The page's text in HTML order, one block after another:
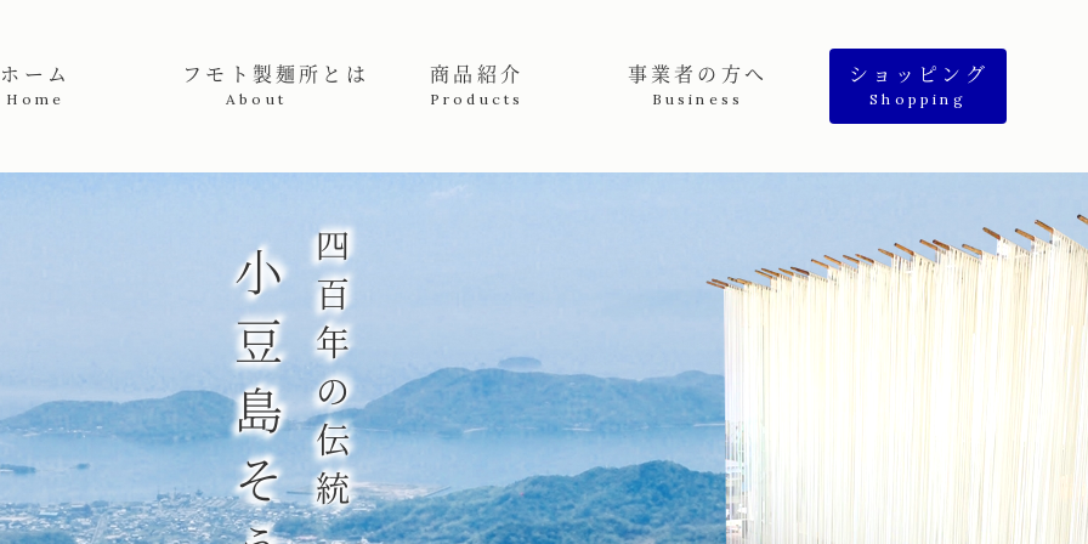
高級手延素麺販売者 | フモト製麺所
ホーム
Home
フモト製麺所とは
About
商品紹介
Products
事業者の方へ
Business
ショッピング
Shopping
四百年の伝統